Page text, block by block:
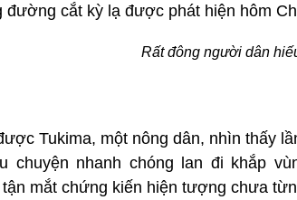
đường cắt kỳ lạ được phát hiện hôm
Rất đông người dân
Tukima, một nông dân, nhìn thấy
chuyện nhanh chóng lan đi khắp
tận mắt chứng kiến hiện tượng chưa